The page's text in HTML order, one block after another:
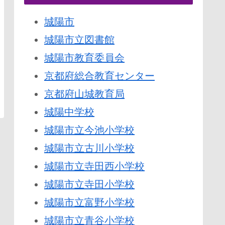
城陽市
城陽市立図書館
城陽市教育委員会
京都府総合教育センター
京都府山城教育局
城陽中学校
城陽市立今池小学校
城陽市立古川小学校
城陽市立寺田西小学校
城陽市立寺田小学校
城陽市立富野小学校
城陽市立青谷小学校